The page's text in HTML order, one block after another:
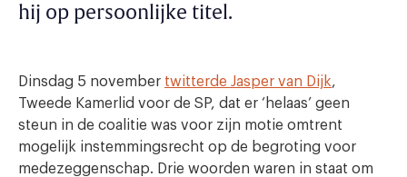
hij op persoonlijke titel.
Dinsdag 5 november twitterde Jasper van Dijk,
Tweede Kamerlid voor de SP, dat er ‘helaas’ geen
steun in de coalitie was voor zijn motie omtrent
mogelijk instemmingsrecht op de begroting voor
medezeggenschap. Drie woorden waren in staat om